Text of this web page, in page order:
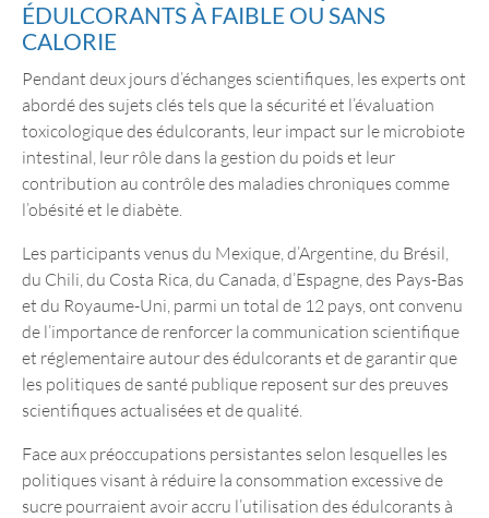
ÉDULCORANTS À FAIBLE OU SANS
CALORIE
Pendant deux jours d’échanges scientifiques, les experts ont
abordé des sujets clés tels que la sécurité et l’évaluation
toxicologique des édulcorants, leur impact sur le microbiote
intestinal, leur rôle dans la gestion du poids et leur
contribution au contrôle des maladies chroniques comme
l’obésité et le diabète.
Les participants venus du Mexique, d’Argentine, du Brésil,
du Chili, du Costa Rica, du Canada, d’Espagne, des Pays-Bas
et du Royaume-Uni, parmi un total de 12 pays, ont convenu
de l’importance de renforcer la communication scientifique
et réglementaire autour des édulcorants et de garantir que
les politiques de santé publique reposent sur des preuves
scientifiques actualisées et de qualité.
Face aux préoccupations persistantes selon lesquelles les
politiques visant à réduire la consommation excessive de
sucre pourraient avoir accru l’utilisation des édulcorants à